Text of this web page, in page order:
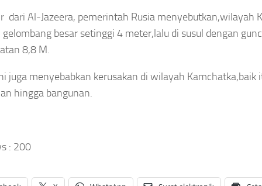
dari Al-Jazeera, pemerintah Rusia menyebutkan,wilayah
besar setinggi 4 meter,lalu di susul dengan
8,8 M.
juga menyebabkan kerusakan di wilayah
hingga bangunan.
: 200
Agustus 6, 2026
Lengkap
Ajax,